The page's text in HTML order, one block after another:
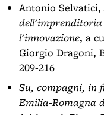
Antonio Selvatici,
dell'imprenditoria
l'innovazione, a
Giorgio Dragoni,
209-216
Su, compagni, in
Emilia-Romagna